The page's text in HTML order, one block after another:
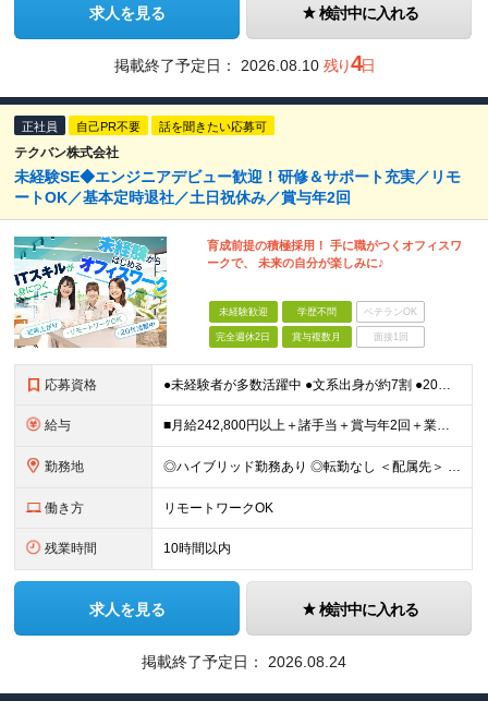
求人を見る 検討中に入れる
掲載終了予定日： 2026.08.10 残り4日
正社員 自己PR不要 話を聞きたい応募可
テクバン株式会社
未経験SE◆エンジニアデビュー歓迎！研修＆サポート充実／リモ
ートOK／基本定時退社／土日祝休み／賞与年2回
育成前提の積極採用！ 手に職がつくオフィスワ
ークで、 未来の自分が楽しみに♪
未経験歓迎 学歴不問 ベテランOK
完全週休2日 賞与複数月 面接1回
応募資格 ●未経験者が多数活躍中 ●文系出身が約7割 ●20代⇒47.9％ 30代⇒25.9％ ●第二新卒OK・学歴不問 ★人柄を重視した採用です！ ★異業種から転職してきた先輩が活躍中 ※長期勤続によるキ
給与 ■月給242,800円以上＋諸手当＋賞与年2回＋業績賞与 ※固定残業代32,813円～/20時間分を含む ※超過分は別途支給 ※経験・年齢を考慮の上、当社規定により決定 ※試用期間6ヵ月間（待遇に差異
勤務地 ◎ハイブリッド勤務あり ◎転勤なし ＜配属先＞ 東京・神奈川・千葉・埼玉など関東エリアの各プロジェクト先 ※客先常駐が基本となります。 ＜本社＞ 東京都港区海岸3-20-20 ヨコソーレインボータ
働き方 リモートワークOK
残業時間 10時間以内
求人を見る 検討中に入れる
掲載終了予定日： 2026.08.24